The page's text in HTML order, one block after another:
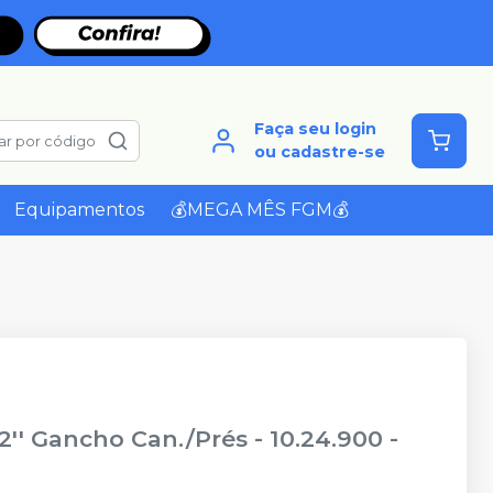
por código
Faça seu login
ou cadastre-se
Equipamentos 💰MEGA MÊS FGM💰
Gancho Can./Prés - 10.24.900 -